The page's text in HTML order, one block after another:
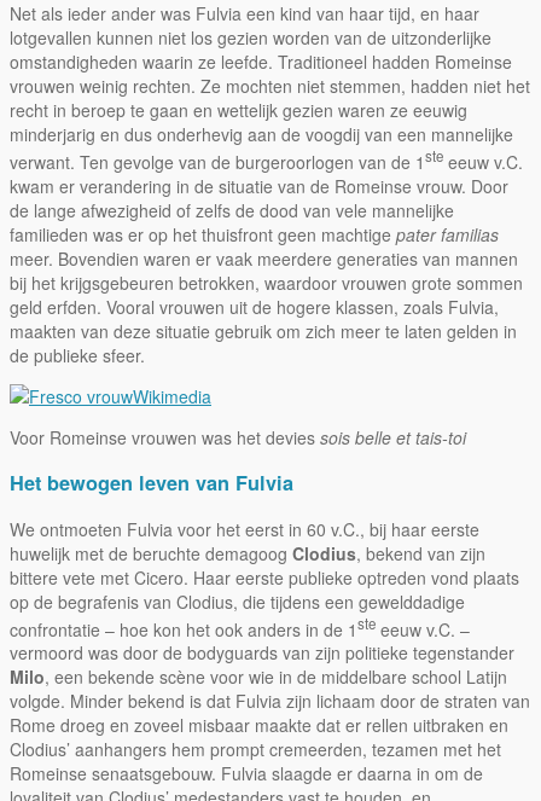
Net als ieder ander was Fulvia een kind van haar tijd, en haar
lotgevallen kunnen niet los gezien worden van de uitzonderlijke
omstandigheden waarin ze leefde. Traditioneel hadden Romeinse
vrouwen weinig rechten. Ze mochten niet stemmen, hadden niet het
recht in beroep te gaan en wettelijk gezien waren ze eeuwig
minderjarig en dus onderhevig aan de voogdij van een mannelijke
verwant. Ten gevolge van de burgeroorlogen van de 1ste eeuw v.C.
kwam er verandering in de situatie van de Romeinse vrouw. Door
de lange afwezigheid of zelfs de dood van vele mannelijke
familieden was er op het thuisfront geen machtige pater familias
meer. Bovendien waren er vaak meerdere generaties van mannen
bij het krijgsgebeuren betrokken, waardoor vrouwen grote sommen
geld erfden. Vooral vrouwen uit de hogere klassen, zoals Fulvia,
maakten van deze situatie gebruik om zich meer te laten gelden in
de publieke sfeer.
Wikimedia
Voor Romeinse vrouwen was het devies sois belle et tais-toi
Het bewogen leven van Fulvia
We ontmoeten Fulvia voor het eerst in 60 v.C., bij haar eerste
huwelijk met de beruchte demagoog Clodius, bekend van zijn
bittere vete met Cicero. Haar eerste publieke optreden vond plaats
op de begrafenis van Clodius, die tijdens een gewelddadige
confrontatie – hoe kon het ook anders in de 1ste eeuw v.C. –
vermoord was door de bodyguards van zijn politieke tegenstander
Milo, een bekende scène voor wie in de middelbare school Latijn
volgde. Minder bekend is dat Fulvia zijn lichaam door de straten van
Rome droeg en zoveel misbaar maakte dat er rellen uitbraken en
Clodius’ aanhangers hem prompt cremeerden, tezamen met het
Romeinse senaatsgebouw. Fulvia slaagde er daarna in om de